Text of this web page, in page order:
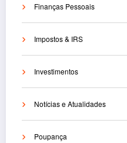
Finanças Pessoais
Impostos & IRS
Investimentos
Notícias e Atualidades
Poupança